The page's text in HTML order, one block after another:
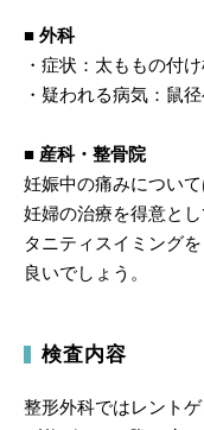
■ 外科
・症状：太ももの付
・疑われる病気：鼠
■ 産科・整骨院
妊娠中の痛みについ
妊婦の治療を得意と
タニティスイミング
良いでしょう。
検査内容
整形外科ではレント